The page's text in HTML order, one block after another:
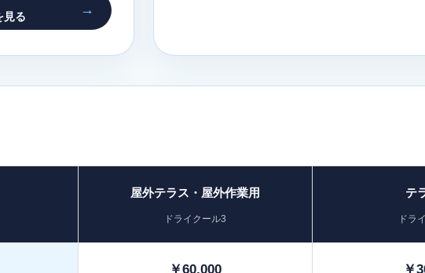
見る
屋外テラス・屋外作業用
ドライクール3
テ
ドラ
￥60,000 ￥